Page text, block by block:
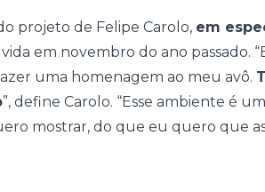
projeto de Felipe Carolo, em
em novembro do ano passado.
uma homenagem ao meu avô.
”, define Carolo. “Esse ambiente é
mostrar, do que eu quero que